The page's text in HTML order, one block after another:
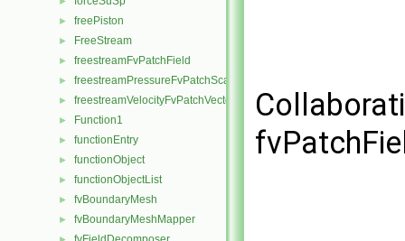
► freePiston
► FreeStream
► freestreamFvPatchField
► freestreamPressureFvPatchScalarField
► freestreamVelocityFvPatchVectorField
► Function1
► functionEntry
► functionObject
► functionObjectList
► fvBoundaryMesh
► fvBoundaryMeshMapper